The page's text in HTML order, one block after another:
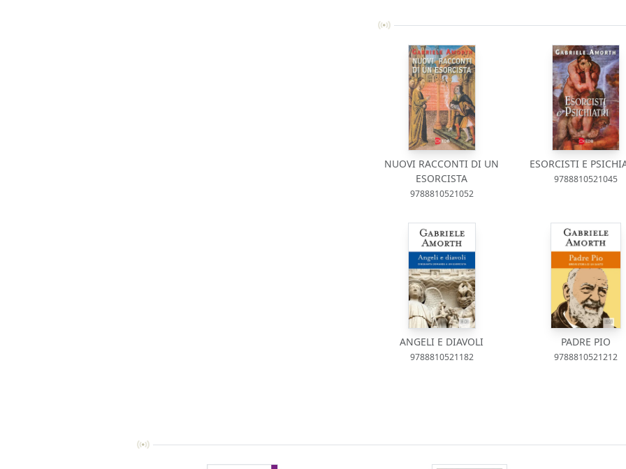
NUOVI RACCONTI DI UN
ESORCISTA
9788810521052
ESORCISTI E
9788810521045
ANGELI E DIAVOLI
9788810521182
PADRE PIO
9788810521212